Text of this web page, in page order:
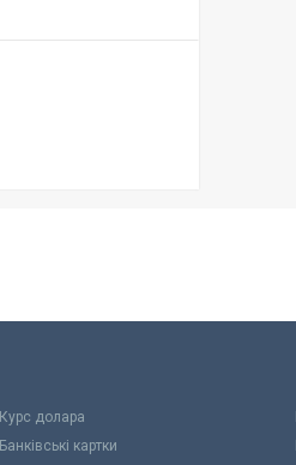
Курс долара
Банківські картки